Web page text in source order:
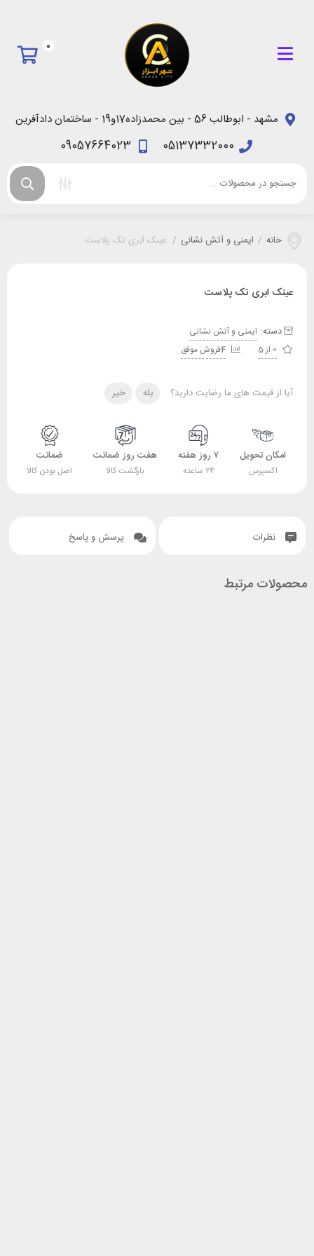
0
مشهد - ابوطالب 56 - بین محمدزاده17و19 - ساختمان دادآفرین
05137332000
09057664023
خانه / ایمنی و آتش نشانی / عینک ابری تک پلاست
عینک ابری تک پلاست
دسته: ایمنی و آتش نشانی
0 از 5
4فروش موفق
آیا از قیمت های ما رضایت دارید؟ بله خیر
امکان تحویل
اکسپرس
۷ روز هفته
۲۴ ساعته
هفت روز ضمانت
بازگشت کالا
ضمانت
اصل بودن کالا
نظرات پرسش و پاسخ
محصولات مرتبط